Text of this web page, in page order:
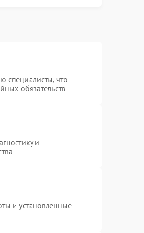
специалисты, что
обязательств
и
и установленные